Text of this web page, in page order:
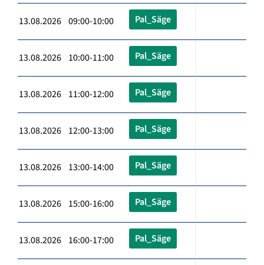
13.08.2026 09:00-10:00 Pal_Säge
13.08.2026 10:00-11:00 Pal_Säge
13.08.2026 11:00-12:00 Pal_Säge
13.08.2026 12:00-13:00 Pal_Säge
13.08.2026 13:00-14:00 Pal_Säge
13.08.2026 15:00-16:00 Pal_Säge
13.08.2026 16:00-17:00 Pal_Säge